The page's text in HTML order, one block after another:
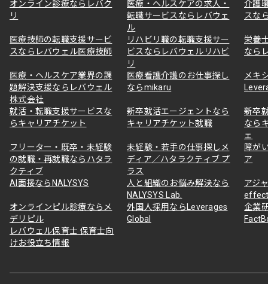
オンライン診療ならレバク
リ
医療・ヘルスケアの求人・
転職サービスならレバウェ
ル
介護
スな
医療技師の転職支援サービ
スならレバウェル医療技師
リハビリ職の転職支援サー
ビスならレバウェルリハビ
リ
栄養
なら
医療・ヘルスケア業界の課
題解決支援ならレバウェル
株式会社
医療看護介護のお仕事探し
ならmikaru
メキ
就活・転職支援サービスな
らキャリアチケット
新卒就活エージェントなら
キャリアチケット就職
新卒
なら
ェ
フリーター・既卒・未経験
の就職・再就職ならハタラ
クティブ
未経験・若手の仕事探しメ
ディア／ハタラクティブ プ
ラス
障が
ア
AI面接ならNALYSYS
人と組織のお悩み解決なら
NALYSYS Lab.
アジ
オンラインピル診療ならメ
デリピル
外国人採用ならLeverages
Global
企業
レバウェル保育士 保育士向
けお役立ち情報